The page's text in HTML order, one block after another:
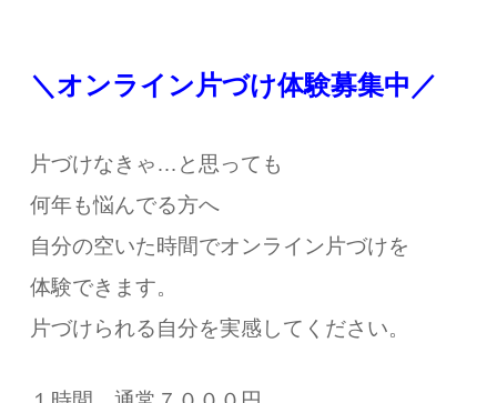
＼オンライン片づけ体験募集中／
片づけなきゃ…と思っても
何年も悩んでる方へ
自分の空いた時間でオンライン片づけを
体験できます。
片づけられる自分を実感してください。